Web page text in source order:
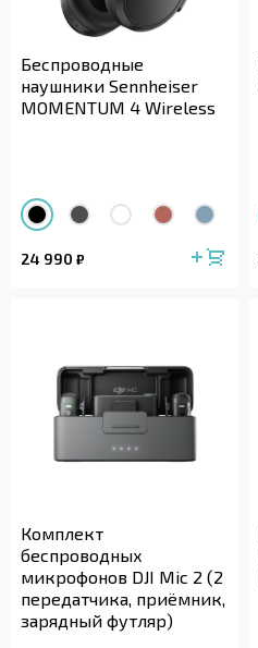
Беспроводные
наушники Sennheiser
MOMENTUM 4 Wireless
24 990 ₽
Комплект
беспроводных
микрофонов DJI Mic 2 (2
передатчика, приёмник,
зарядный футляр)